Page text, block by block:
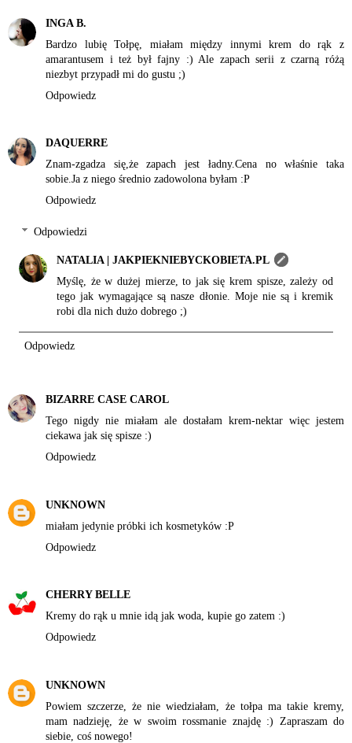
INGA B.
Bardzo lubię Tołpę, miałam między innymi krem do rąk z
amarantusem i też był fajny :) Ale zapach serii z czarną różą
niezbyt przypadł mi do gustu ;)
Odpowiedz
DAQUERRE
Znam-zgadza się,że zapach jest ładny.Cena no właśnie taka
sobie.Ja z niego średnio zadowolona byłam :P
Odpowiedz
Odpowiedzi
NATALIA | JAKPIEKNIEBYCKOBIETA.PL
Myślę, że w dużej mierze, to jak się krem spisze, zależy od
tego jak wymagające są nasze dłonie. Moje nie są i kremik
robi dla nich dużo dobrego ;)
Odpowiedz
BIZARRE CASE CAROL
Tego nigdy nie miałam ale dostałam krem-nektar więc jestem
ciekawa jak się spisze :)
Odpowiedz
UNKNOWN
miałam jedynie próbki ich kosmetyków :P
Odpowiedz
CHERRY BELLE
Kremy do rąk u mnie idą jak woda, kupie go zatem :)
Odpowiedz
UNKNOWN
Powiem szczerze, że nie wiedziałam, że tołpa ma takie kremy,
mam nadzieję, że w swoim rossmanie znajdę :) Zapraszam do
siebie, coś nowego!